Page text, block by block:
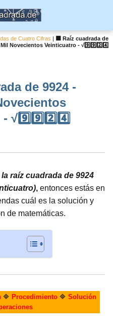
de Cuatro Cifras |
🟦 Raíz cuadrada de
Novecientos Veinticuatro - √9️⃣9️⃣2️⃣4️⃣
de 9924 -
√9️⃣9️⃣2️⃣4️⃣
la raíz cuadrada de 9924
, entonces estás en
cuál es la solución y
de matemáticas.
🔷 Procedimiento🔷 Solución